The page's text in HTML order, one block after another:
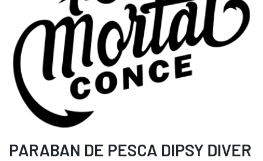
PARABAN DE PESCA DIPSY DIVER